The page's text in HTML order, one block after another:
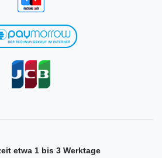
etwa 1 bis 3 Werktage